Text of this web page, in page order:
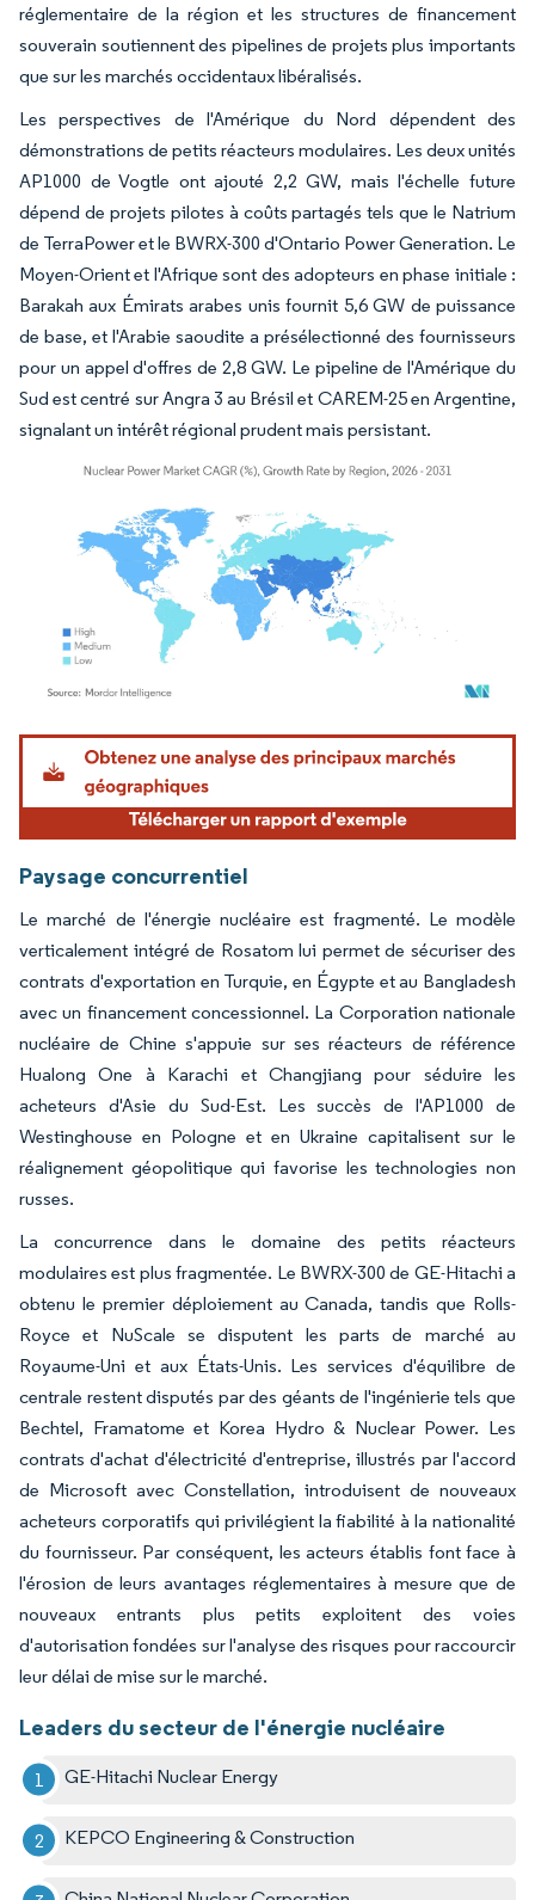
réglementaire de la région et les structures de financement
souverain soutiennent des pipelines de projets plus importants
que sur les marchés occidentaux libéralisés.
Les perspectives de l'Amérique du Nord dépendent des
démonstrations de petits réacteurs modulaires. Les deux unités
AP1000 de Vogtle ont ajouté 2,2 GW, mais l'échelle future
dépend de projets pilotes à coûts partagés tels que le Natrium
de TerraPower et le BWRX-300 d'Ontario Power Generation. Le
Moyen-Orient et l'Afrique sont des adopteurs en phase initiale :
Barakah aux Émirats arabes unis fournit 5,6 GW de puissance
de base, et l'Arabie saoudite a présélectionné des fournisseurs
pour un appel d'offres de 2,8 GW. Le pipeline de l'Amérique du
Sud est centré sur Angra 3 au Brésil et CAREM-25 en Argentine,
signalant un intérêt régional prudent mais persistant.
Image © Mordor Intelligence. La réutilisation nécessite une attribution sous CC BY
Paysage concurrentiel
Le marché de l'énergie nucléaire est fragmenté. Le modèle
verticalement intégré de Rosatom lui permet de sécuriser des
contrats d'exportation en Turquie, en Égypte et au Bangladesh
avec un financement concessionnel. La Corporation nationale
nucléaire de Chine s'appuie sur ses réacteurs de référence
Hualong One à Karachi et Changjiang pour séduire les
acheteurs d'Asie du Sud-Est. Les succès de l'AP1000 de
Westinghouse en Pologne et en Ukraine capitalisent sur le
réalignement géopolitique qui favorise les technologies non
russes.
La concurrence dans le domaine des petits réacteurs
modulaires est plus fragmentée. Le BWRX-300 de GE-Hitachi a
obtenu le premier déploiement au Canada, tandis que Rolls-
Royce et NuScale se disputent les parts de marché au
Royaume-Uni et aux États-Unis. Les services d'équilibre de
centrale restent disputés par des géants de l'ingénierie tels que
Bechtel, Framatome et Korea Hydro & Nuclear Power. Les
contrats d'achat d'électricité d'entreprise, illustrés par l'accord
de Microsoft avec Constellation, introduisent de nouveaux
acheteurs corporatifs qui privilégient la fiabilité à la nationalité
du fournisseur. Par conséquent, les acteurs établis font face à
l'érosion de leurs avantages réglementaires à mesure que de
nouveaux entrants plus petits exploitent des voies
d'autorisation fondées sur l'analyse des risques pour raccourcir
leur délai de mise sur le marché.
Leaders du secteur de l'énergie nucléaire
GE-Hitachi Nuclear Energy
KEPCO Engineering & Construction